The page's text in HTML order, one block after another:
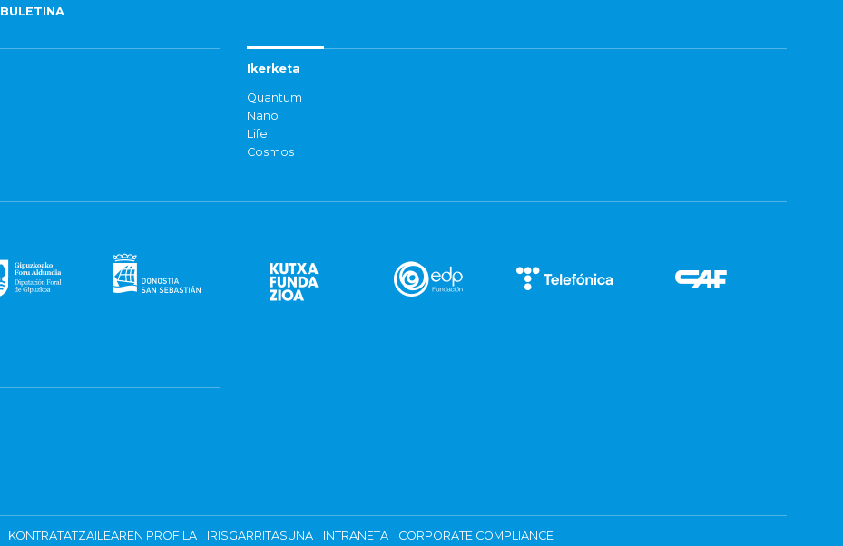
BULETINA
Ikerketa
Quantum
Nano
Life
Cosmos
KONTRATATZAILEAREN PROFILA IRISGARRITASUNA INTRANETA CORPORATE COMPLIANCE